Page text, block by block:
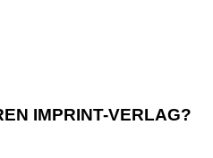
IMPRINT-VERLAG?